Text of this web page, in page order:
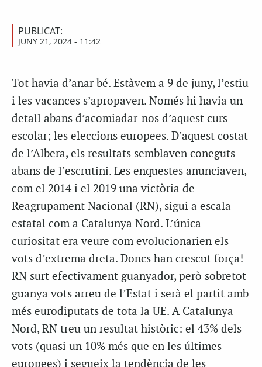
PUBLICAT:
JUNY 21, 2024 - 11:42
Tot havia d’anar bé. Estàvem a 9 de juny, l’estiu
i les vacances s’apropaven. Només hi havia un
detall abans d’acomiadar-nos d’aquest curs
escolar; les eleccions europees. D’aquest costat
de l’Albera, els resultats semblaven coneguts
abans de l’escrutini. Les enquestes anunciaven,
com el 2014 i el 2019 una victòria de
Reagrupament Nacional (RN), sigui a escala
estatal com a Catalunya Nord. L’única
curiositat era veure com evolucionarien els
vots d’extrema dreta. Doncs han crescut força!
RN surt efectivament guanyador, però sobretot
guanya vots arreu de l’Estat i serà el partit amb
més eurodiputats de tota la UE. A Catalunya
Nord, RN treu un resultat històric: el 43% dels
vots (quasi un 10% més que en les últimes